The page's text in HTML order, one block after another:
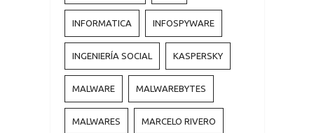
INFORMATICA INFOSPYWARE
INGENIERÍA SOCIAL KASPERSKY
MALWARE MALWAREBYTES
MALWARES MARCELO RIVERO